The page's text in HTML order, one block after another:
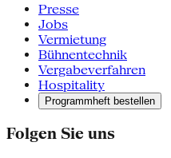
Presse
Jobs
Vermietung
Bühnentechnik
Vergabeverfahren
Hospitality
Programmheft bestellen
Folgen Sie uns